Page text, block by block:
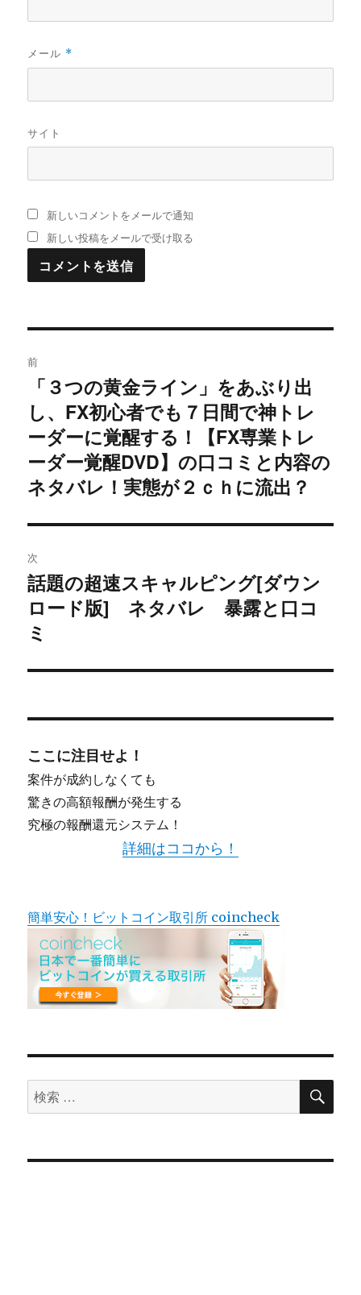
メール *
サイト
新しいコメントをメールで通知
新しい投稿をメールで受け取る
稿
ナ
ゲ
ー
シ
ョ
ン
前
過
去
の
稿:
「３つの黄金ライン」をあぶり出
し、FX初心者でも７日間で神トレ
ーダーに覚醒する！【FX専業トレ
ーダー覚醒DVD】の口コミと内容の
ネタバレ！実態が２ｃｈに流出？
次
次
の
投
話題の超速スキャルピング[ダウン
ロード版] ネタバレ 暴露と口コ
ミ
ここに注目せよ！
案件が成約しなくても
驚きの高額報酬が発生する
究極の報酬還元システム！
詳細はココから！
簡単安心！ビットコイン取引所 coincheck
検
索
象:
検